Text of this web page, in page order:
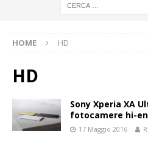
HOME HD
HD
Sony Xperia XA
fotocamere hi-
17 Maggio 2016